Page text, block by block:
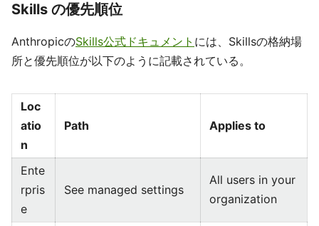
Skills の優先順位
AnthropicのSkills公式ドキュメント には、Skillsの格納場
所と優先順位が以下のように記載されている。
Loc
atio
n
Path Applies to
Ente
rpris
e
See managed settings
All users in your
organization